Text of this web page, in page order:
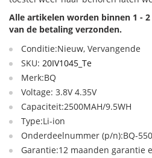
Alle artikelen worden binnen 1 -
van de betaling verzonden.
Conditie:Nieuw, Vervangende
SKU: 20IV1045_Te
Merk:BQ
Voltage: 3.8V 4.35V
Capaciteit:2500MAH/9.5WH
Type:Li-ion
Onderdeelnummer (p/n):BQ-
Garantie:12 maanden garantie